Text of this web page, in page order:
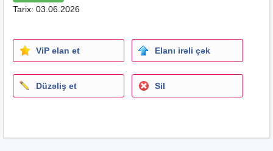
Tarix: 03.06.2026
ViP elan et Elanı irəli çək
Düzəliş et Sil